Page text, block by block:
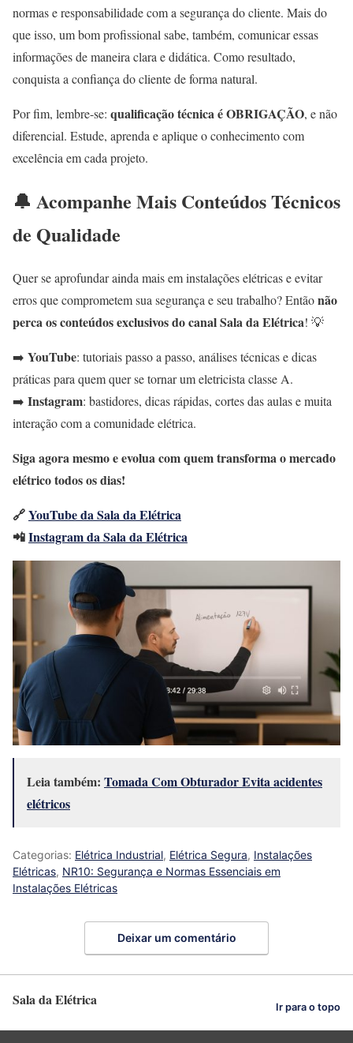
normas e responsabilidade com a segurança do cliente. Mais do
que isso, um bom profissional sabe, também, comunicar essas
informações de maneira clara e didática. Como resultado,
conquista a confiança do cliente de forma natural.
Por fim, lembre-se: qualificação técnica é OBRIGAÇÃO, e não
diferencial. Estude, aprenda e aplique o conhecimento com
excelência em cada projeto.
🔔 Acompanhe Mais Conteúdos Técnicos
de Qualidade
Quer se aprofundar ainda mais em instalações elétricas e evitar
erros que comprometem sua segurança e seu trabalho? Entãonão
perca os conteúdos exclusivos do canal Sala da Elétrica! 💡
➡️ YouTube: tutoriais passo a passo, análises técnicas e dicas
práticas para quem quer se tornar um eletricista classe A.
➡️ Instagram: bastidores, dicas rápidas, cortes das aulas e muita
interação com a comunidade elétrica.
Siga agora mesmo e evolua com quem transforma o mercado
elétrico todos os dias!
🔗YouTube da Sala da Elétrica
📲Instagram da Sala da Elétrica
Leia também: Tomada Com Obturador Evita acidentes
elétricos
Categorias: Elétrica Industrial, Elétrica Segura, Instalações
Elétricas, NR10: Segurança e Normas Essenciais em
Instalações Elétricas
Deixar um comentário
Sala da Elétrica Ir para o topo